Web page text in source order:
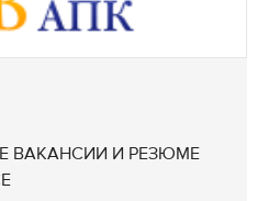
ВАКАНСИИ И РЕЗЮМЕ